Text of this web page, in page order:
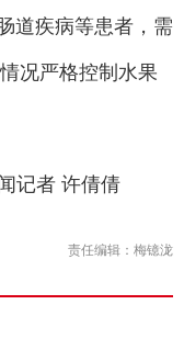
疾病等患者，需
况严格控制水果
记者 许倩倩
责任编辑：梅镱泷